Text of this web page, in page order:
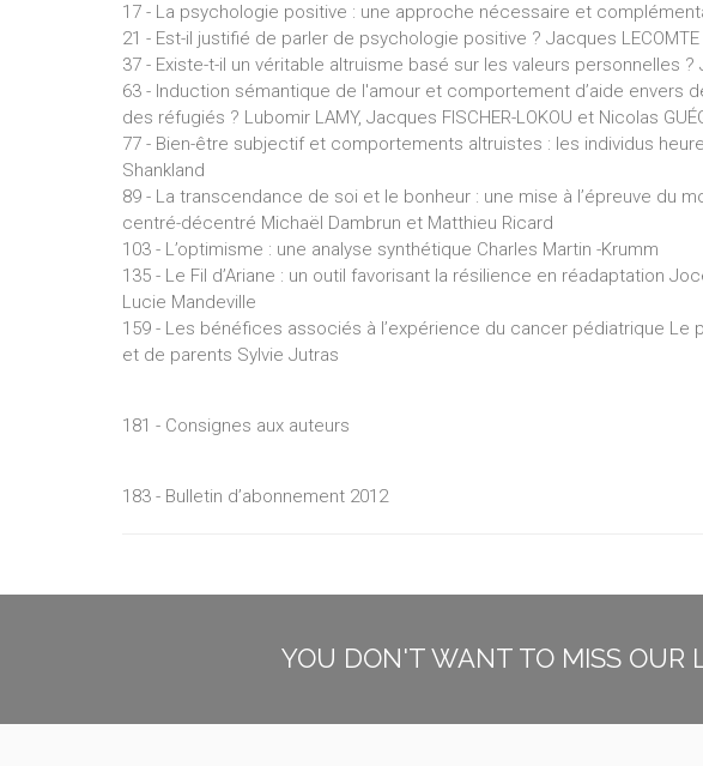
17 - La psychologie positive : une approche nécessaire et
21 - Est-il justifié de parler de psychologie positive ? Jacques LECOMTE
37 - Existe-t-il un véritable altruisme basé sur les valeurs personnelles ?
63 - Induction sémantique de l'amour et comportement d’aide envers
des réfugiés ? Lubomir LAMY, Jacques FISCHER-LOKOU et Nicolas
77 - Bien-être subjectif et comportements altruistes : les individus
Shankland
89 - La transcendance de soi et le bonheur : une mise à l’épreuve du
centré-décentré Michaël Dambrun et Matthieu Ricard
103 - L’optimisme : une analyse synthétique Charles Martin -Krumm
135 - Le Fil d’Ariane : un outil favorisant la résilience en réadaptation
Lucie Mandeville
159 - Les bénéfices associés à l’expérience du cancer pédiatrique Le
et de parents Sylvie Jutras
181 - Consignes aux auteurs
183 - Bulletin d’abonnement 2012
YOU DON'T WANT TO MISS OUR